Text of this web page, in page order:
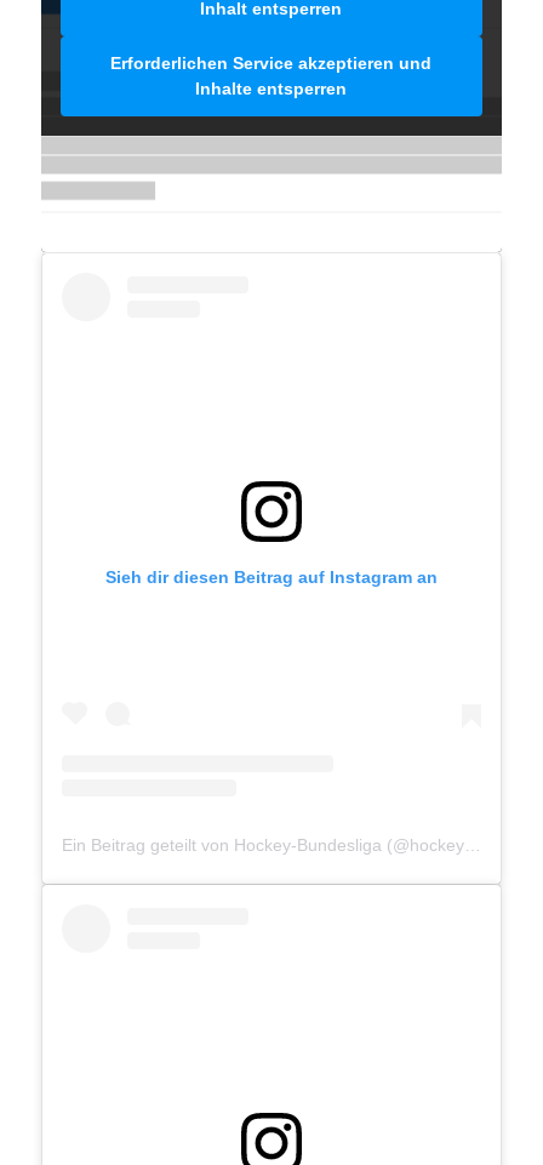
Inhalt entsperren
Erforderlichen Service akzeptieren und
Inhalte entsperren
Sieh dir diesen Beitrag auf Instagram an
Ein Beitrag geteilt von Hockey-Bundesliga (@hockey_bundesliga)